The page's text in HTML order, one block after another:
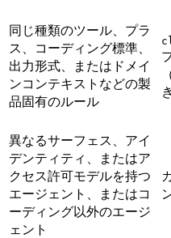
同じ種類のツール、プラ
ス、コーディング標準、
出力形式、またはドメイ
ンコンテキストなどの製
品固有のルール
異なるサーフェス、アイ
デンティティ、またはア
クセス許可モデルを持つ
エージェント、またはコ
ーディング以外のエージ
ェント